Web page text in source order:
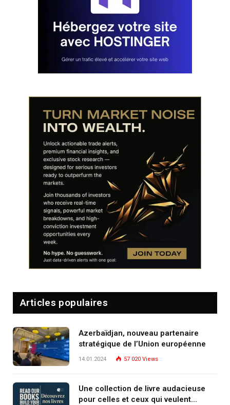
Articles populaires
Azerbaïdjan, nouveau partenaire
stratégique de l’Union européenne
14.01.2024 57 020 Views
Une collection de livre audacieuse
pour celles et ceux qui veulent